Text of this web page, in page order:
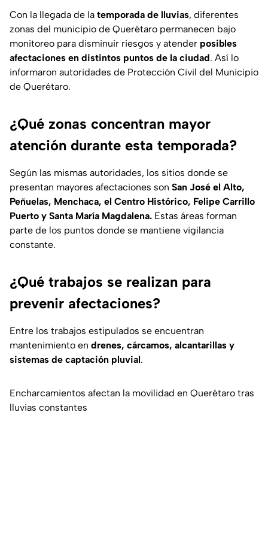
Con la llegada de la temporada de lluvias, diferentes
zonas del municipio de Querétaro permanecen bajo
monitoreo para disminuir riesgos y atender posibles
afectaciones en distintos puntos de la ciudad. Así lo
informaron autoridades de Protección Civil del Municipio
de Querétaro.
¿Qué zonas concentran mayor
atención durante esta temporada?
Según las mismas autoridades, los sitios donde se
presentan mayores afectaciones son San José el Alto,
Peñuelas, Menchaca, el Centro Histórico, Felipe Carrillo
Puerto y Santa María Magdalena. Estas áreas forman
parte de los puntos donde se mantiene vigilancia
constante.
¿Qué trabajos se realizan para
prevenir afectaciones?
Entre los trabajos estipulados se encuentran
mantenimiento en drenes, cárcamos, alcantarillas y
sistemas de captación pluvial.
Encharcamientos afectan la movilidad en Querétaro tras
lluvias constantes